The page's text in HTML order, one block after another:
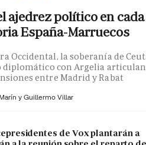
ajedrez político en cada
España-Marruecos
Occidental, la soberanía de
con Argelia articulan
entre Madrid y Rabat
y Guillermo Villar
de Vox plantarán a